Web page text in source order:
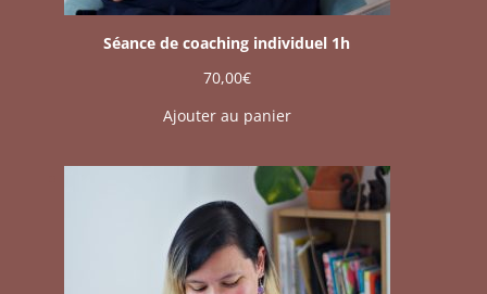
Séance de coaching individuel 1h
70,00€
Ajouter au panier